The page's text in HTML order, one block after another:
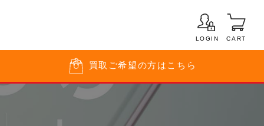
LOGIN CART
買取 ご希望の方はこちら